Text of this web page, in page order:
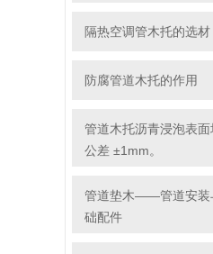
隔热空调管木托的选材
防腐管道木托的作用
管道木托沥青浸泡表
公差 ±1mm。
管道垫木——管道安装
础配件